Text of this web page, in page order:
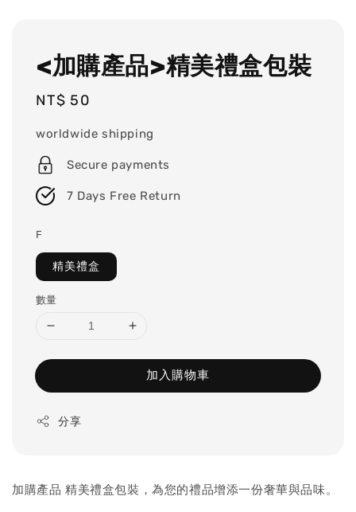
<加購產品>精美禮盒包裝
Regular
NT$ 50
worldwide shipping
Secure payments
7 Days Free Return
F
精美禮盒
數量
加入購物車
分享
加購產品 精美禮盒包裝，為您的禮品增添一份奢華與品味。